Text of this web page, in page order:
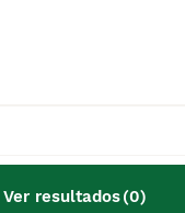
Ver resultados(0)